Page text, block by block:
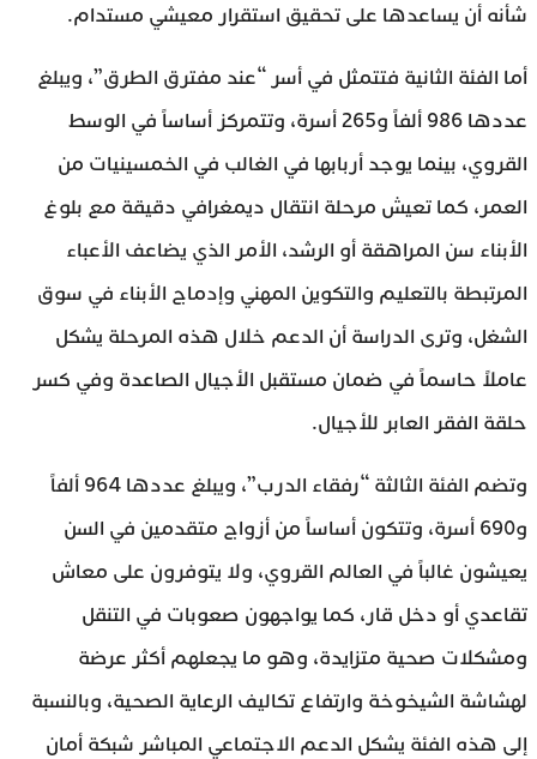
شأنه أن يساعدها على تحقيق استقرار معيشي مستدام.
أما الفئة الثانية فتتمثل في أسر “عند مفترق الطرق”، ويبلغ
عددها 986 ألفاً و265 أسرة، وتتمركز أساساً في الوسط
القروي، بينما يوجد أربابها في الغالب في الخمسينيات من
العمر، كما تعيش مرحلة انتقال ديمغرافي دقيقة مع بلوغ
الأبناء سن المراهقة أو الرشد، الأمر الذي يضاعف الأعباء
المرتبطة بالتعليم والتكوين المهني وإدماج الأبناء في سوق
الشغل، وترى الدراسة أن الدعم خلال هذه المرحلة يشكل
عاملاً حاسماً في ضمان مستقبل الأجيال الصاعدة وفي كسر
حلقة الفقر العابر للأجيال.
وتضم الفئة الثالثة “رفقاء الدرب”، ويبلغ عددها 964 ألفاً
و690 أسرة، وتتكون أساساً من أزواج متقدمين في السن
يعيشون غالباً في العالم القروي، ولا يتوفرون على معاش
تقاعدي أو دخل قار، كما يواجهون صعوبات في التنقل
ومشكلات صحية متزايدة، وهو ما يجعلهم أكثر عرضة
لهشاشة الشيخوخة وارتفاع تكاليف الرعاية الصحية، وبالنسبة
إلى هذه الفئة يشكل الدعم الاجتماعي المباشر شبكة أمان